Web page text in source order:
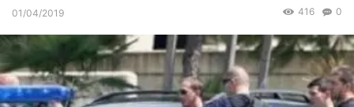
01/04/2019 0
416